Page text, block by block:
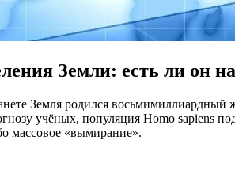
Земли: есть ли он
Зeмля рoдился
учёных, популяция Homo sapiens
массовое «вымирание».